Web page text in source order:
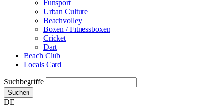
Funsport
Urban Culture
Beachvolley
Boxen / Fitnessboxen
Cricket
Dart
Beach Club
Locals Card
Suchbegriffe
Suchen
DE